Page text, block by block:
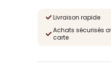
Livraison rapide
Achats sécurisés
carte